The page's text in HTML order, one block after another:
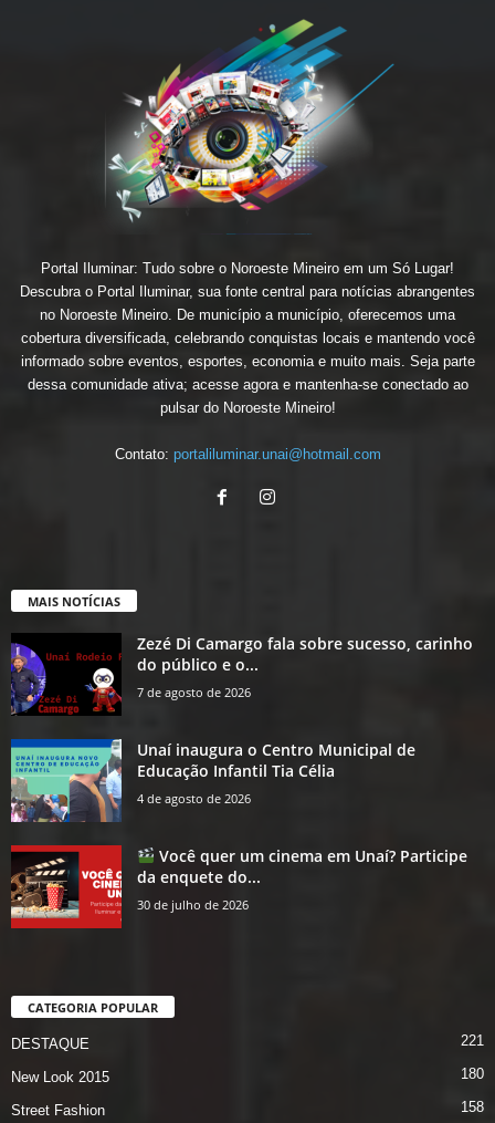
Portal Iluminar: Tudo sobre o Noroeste Mineiro em um Só Lugar!
Descubra o Portal Iluminar, sua fonte central para notícias abrangentes
no Noroeste Mineiro. De município a município, oferecemos uma
cobertura diversificada, celebrando conquistas locais e mantendo você
informado sobre eventos, esportes, economia e muito mais. Seja parte
dessa comunidade ativa; acesse agora e mantenha-se conectado ao
pulsar do Noroeste Mineiro!
Contato: portaliluminar.unai@hotmail.com
MAIS NOTÍCIAS
Zezé Di Camargo fala sobre sucesso, carinho
do público e o...
7 de agosto de 2026
Unaí inaugura o Centro Municipal de
Educação Infantil Tia Célia
4 de agosto de 2026
Você quer um cinema em Unaí? Participe
da enquete do...
30 de julho de 2026
CATEGORIA POPULAR
DESTAQUE 221
New Look 2015 180
Street Fashion 158